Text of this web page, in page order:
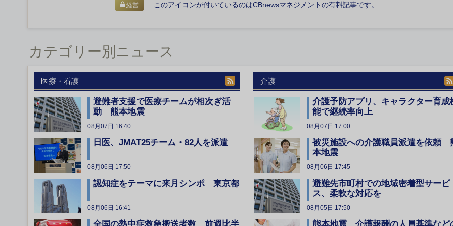
経営 … このアイコンが付いているのはCBnewsマネジメントの有料記事です。
カテゴリー別ニュース
医療・看護
避難者支援で医療チームが相次ぎ活
動 熊本地震
08月07日 16:40
日医、JMAT25チーム・82人を派遣
08月06日 17:50
認知症をテーマに来月シンポ 東京都
08月06日 16:41
介護
介護予防アプリ、キャラクター育成
能で継続率向上
08月07日 17:00
被災施設への介護職員派遣を依頼
本地震
08月06日 17:45
避難先市町村での地域密着型サービ
ス、柔軟な対応を
08月05日 17:50